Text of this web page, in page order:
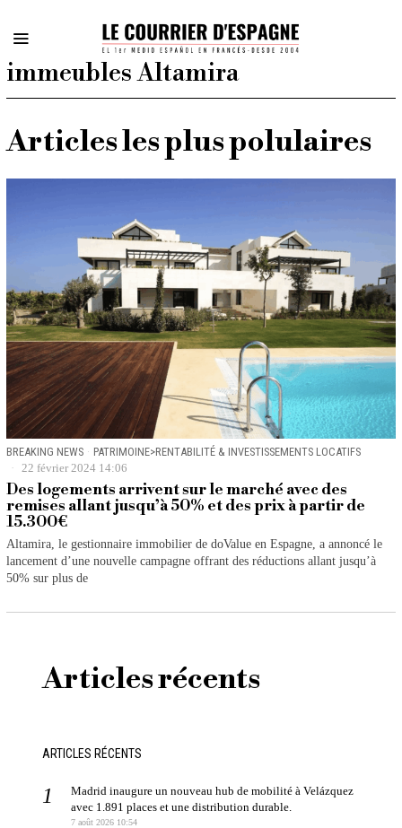
immeubles Altamira
Articles les plus polulaires
BREAKING NEWS · PATRIMOINE>RENTABILITÉ & INVESTISSEMENTS LOCATIFS
22 février 2024 14:06
Des logements arrivent sur le marché avec des
remises allant jusqu’à 50% et des prix à partir de
15.300€
Altamira, le gestionnaire immobilier de doValue en Espagne, a annoncé le
lancement d’une nouvelle campagne offrant des réductions allant jusqu’à
50% sur plus de
Articles récents
ARTICLES RÉCENTS
Madrid inaugure un nouveau hub de mobilité à Velázquez
avec 1.891 places et une distribution durable.
7 août 2026 10:54